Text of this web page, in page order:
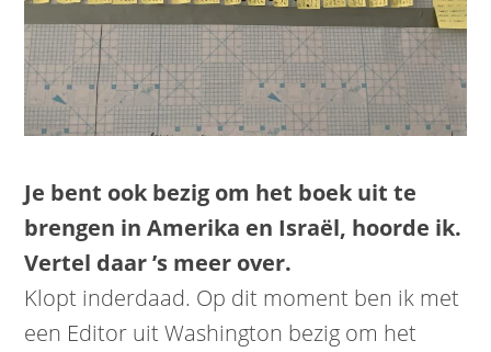
Je bent ook bezig om het boek uit te
brengen in Amerika en Israël, hoorde ik.
Vertel daar ’s meer over.
Klopt inderdaad. Op dit moment ben ik met
een Editor uit Washington bezig om het